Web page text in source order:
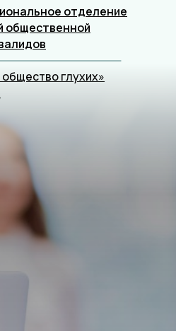
отделение
общественной
глухих»